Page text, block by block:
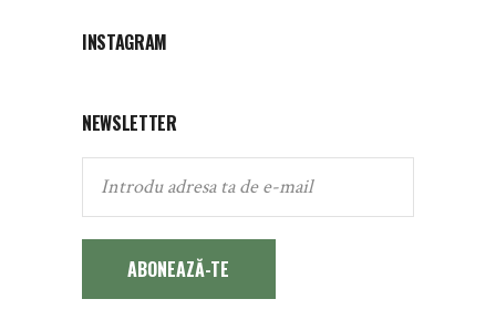
INSTAGRAM
NEWSLETTER
ABONEAZĂ-TE